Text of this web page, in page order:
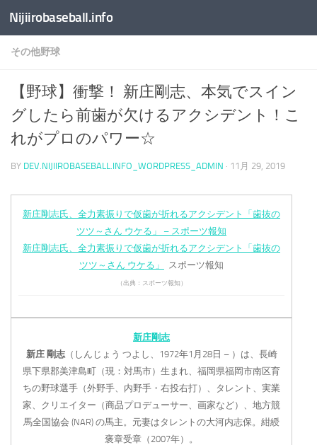
コンテンツへスキップ
Nijiirobaseball.info
その他野球
【野球】衝撃！ 新庄剛志、本気でスイン
グしたら前歯が欠けるアクシデント！こ
れがプロのパワー☆
BY DEV.NIJIIROBASEBALL.INFO_WORDPRESS_ADMIN · 11月 29, 2019
新庄剛志氏、全力素振りで仮歯が折れるアクシデント「歯抜の
ツツ～さん ウケる」 – スポーツ報知
新庄剛志氏、全力素振りで仮歯が折れるアクシデント「歯抜の
ツツ～さん ウケる」
スポーツ報知
（出典：スポーツ報知）
新庄剛志
新庄 剛志（しんじょう つよし、1972年1月28日 – ）は、長崎
県下県郡美津島町（現：対馬市）生まれ、福岡県福岡市南区育
ちの野球選手（外野手、内野手・右投右打）、タレント、実業
家、クリエイター（商品プロデューサー、画家など）、地方競
馬全国協会 (NAR) の馬主。元妻はタレントの大河内志保。紺綬
褒章受章（2007年）。